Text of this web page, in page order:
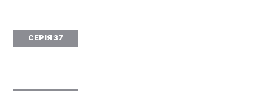
СЕРІЯ 37